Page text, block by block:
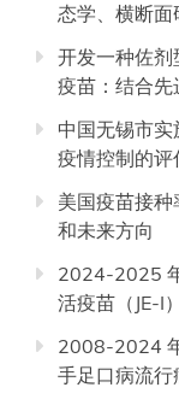
态学、横断
开发一种佐
疫苗：结合先
中国无锡市
疫情控制的
美国疫苗接
和未来方向
2024-2025
活疫苗（JE-I
2008-2024
手足口病流行